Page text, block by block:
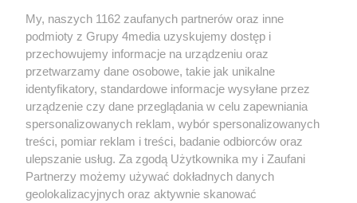
Kontakt Reklama Patronat
Dane firmowe
Regulamin serwisu i ogłoszeń drobnych
Regulamin konkursów
Polityka prywatności
Przetwarzanie danych osobowych
Zapisz się do newslettera
Dołącz do grona ludzi najlepiej poinformowanych!
Zapisz się »
My, naszych 1162 zaufanych partnerów oraz inne
podmioty z Grupy 4media uzyskujemy dostęp i
przechowujemy informacje na urządzeniu oraz
przetwarzamy dane osobowe, takie jak unikalne
identyfikatory, standardowe informacje wysyłane przez
urządzenie czy dane przeglądania w celu zapewniania
spersonalizowanych reklam, wybór spersonalizowanych
treści, pomiar reklam i treści, badanie odbiorców oraz
ulepszanie usług. Za zgodą Użytkownika my i Zaufani
Partnerzy możemy używać dokładnych danych
geolokalizacyjnych oraz aktywnie skanować